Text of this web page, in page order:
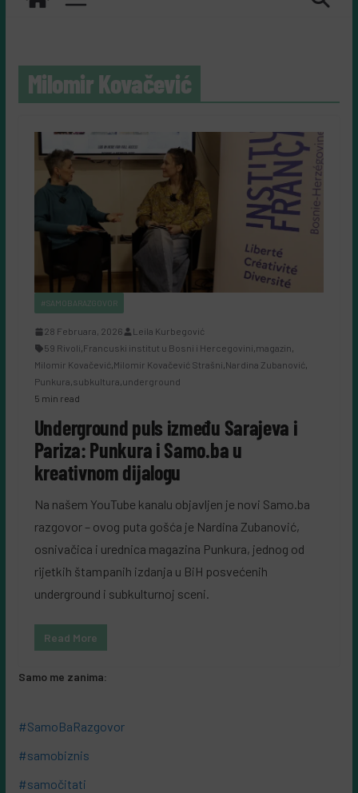
Milomir Kovačević
#SAMOBARAZGOVOR
28 Februara, 2026
Leila Kurbegović
59 Rivoli,Francuski institut u Bosni i Hercegovini,magazin,
Milomir Kovačević,Milomir Kovačević Strašni,Nardina Zubanović,
Punkura,subkultura,underground
5 min read
Underground puls između Sarajeva i
Pariza: Punkura i Samo.ba u
kreativnom dijalogu
Na našem YouTube kanalu objavljen je novi Samo.ba
razgovor – ovog puta gošća je Nardina Zubanović,
osnivačica i urednica magazina Punkura, jednog od
rijetkih štampanih izdanja u BiH posvećenih
underground i subkulturnoj sceni.
Read More
Samo me zanima:
#SamoBaRazgovor
#samobiznis
#samočitati